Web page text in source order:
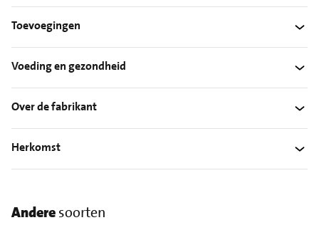
Toevoegingen
Voeding en gezondheid
Over de fabrikant
Herkomst
Anderesoorten